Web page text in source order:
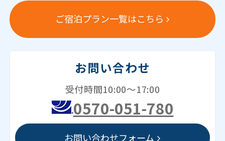
ご宿泊プラン一覧はこちら
お問い合わせ
受付時間10:00～17:00
0570-051-780
お問い合わせフォーム